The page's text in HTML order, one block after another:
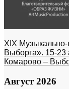
XIX Музыкально-
Выборга». 15-23
Комарово –
Август 2026